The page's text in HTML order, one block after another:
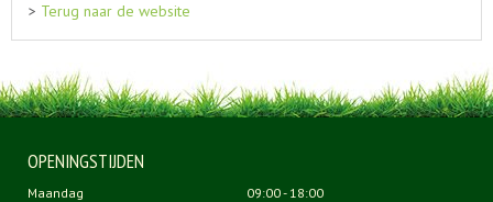
> Terug naar de website
OPENINGSTIJDEN
Maandag
09:00 - 18:00